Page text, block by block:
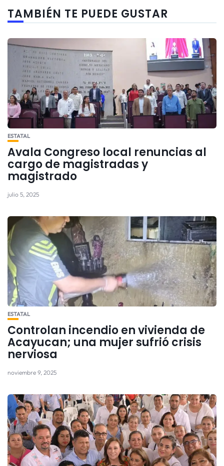
TAMBIÉN TE PUEDE GUSTAR
ESTATAL
Avala Congreso local renuncias al
cargo de magistradas y
magistrado
julio 5, 2025
ESTATAL
Controlan incendio en vivienda de
Acayucan; una mujer sufrió crisis
nerviosa
noviembre 9, 2025